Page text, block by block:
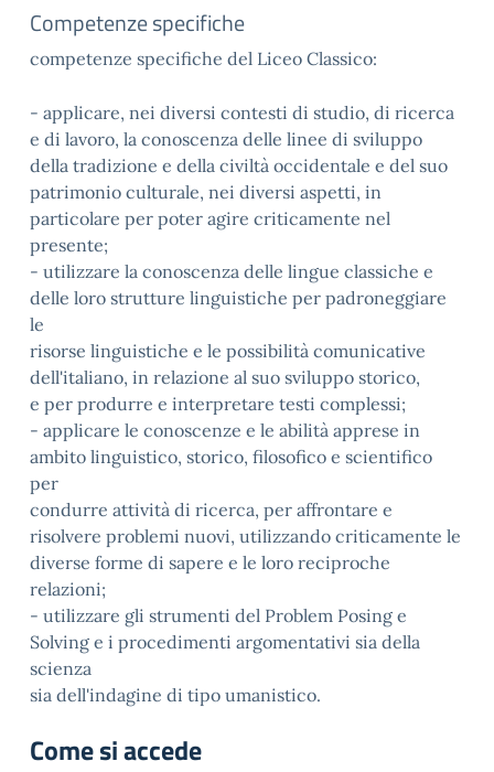
Competenze specifiche
competenze specifiche del Liceo Classico:
- applicare, nei diversi contesti di studio, di ricerca
e di lavoro, la conoscenza delle linee di sviluppo
della tradizione e della civiltà occidentale e del suo
patrimonio culturale, nei diversi aspetti, in
particolare per poter agire criticamente nel
presente;
- utilizzare la conoscenza delle lingue classiche e
delle loro strutture linguistiche per padroneggiare
le
risorse linguistiche e le possibilità comunicative
dell'italiano, in relazione al suo sviluppo storico,
e per produrre e interpretare testi complessi;
- applicare le conoscenze e le abilità apprese in
ambito linguistico, storico, filosofico e scientifico
per
condurre attività di ricerca, per affrontare e
risolvere problemi nuovi, utilizzando criticamente le
diverse forme di sapere e le loro reciproche
relazioni;
- utilizzare gli strumenti del Problem Posing e
Solving e i procedimenti argomentativi sia della
scienza
sia dell'indagine di tipo umanistico.
Come si accede